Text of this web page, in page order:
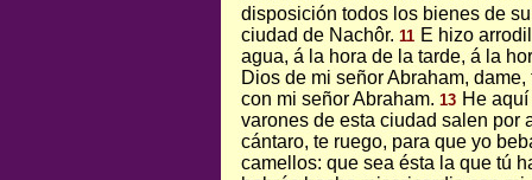
disposición todos los bienes de
ciudad de Nachôr. 11 E hizo
agua, á la hora de la tarde, á la
Dios de mi señor Abraham,
con mi señor Abraham. 13 He
varones de esta ciudad salen por
cántaro, te ruego, para que yo
camellos: que sea ésta la que tú